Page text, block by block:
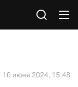
10 июня 2024, 15:48